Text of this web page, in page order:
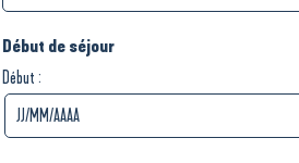
Début de séjour
Début :